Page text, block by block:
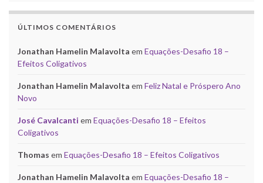
ÚLTIMOS COMENTÁRIOS
Jonathan Hamelin Malavolta em Equações-Desafio 18 –
Efeitos Coligativos
Jonathan Hamelin Malavolta em Feliz Natal e Próspero Ano
Novo
José Cavalcanti em Equações-Desafio 18 – Efeitos
Coligativos
Thomas em Equações-Desafio 18 – Efeitos Coligativos
Jonathan Hamelin Malavolta em Equações-Desafio 18 –